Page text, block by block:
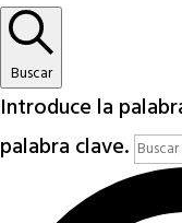
Buscar
Introduce la
palabra clave.